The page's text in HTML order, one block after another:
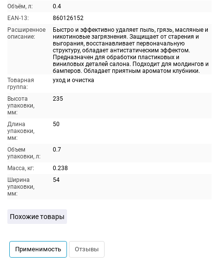
Объём, л:
0.4
EAN-13:
860126152
Расширенное
описание:
Быстро и эффективно удаляет пыль, грязь, масляные и
никотиновые загрязнения. Защищает от старения и
выгорания, восстанавливает первоначальную
структуру, обладает антистатическим эффектом.
Предназначен для обработки пластиковых и
виниловых деталей салона. Подходит для молдингов и
бамперов. Обладает приятным ароматом клубники.
Товарная
группа:
уход и очистка
Высота
упаковки,
мм:
235
Длина
упаковки,
мм:
50
Объем
упаковки, л:
0.7
Масса, кг:
0.238
Ширина
упаковки,
мм:
54
Похожие товары
Применимость Отзывы